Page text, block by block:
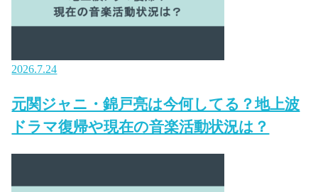
2026.7.24
元関ジャニ・錦戸亮は今何してる？地上波
ドラマ復帰や現在の音楽活動状況は？